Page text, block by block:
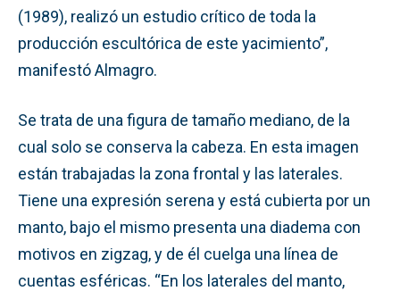
(1989), realizó un estudio crítico de toda la
producción escultórica de este yacimiento”,
manifestó Almagro.
Se trata de una figura de tamaño mediano, de la
cual solo se conserva la cabeza. En esta imagen
están trabajadas la zona frontal y las laterales.
Tiene una expresión serena y está cubierta por un
manto, bajo el mismo presenta una diadema con
motivos en zigzag, y de él cuelga una línea de
cuentas esféricas. “En los laterales del manto,